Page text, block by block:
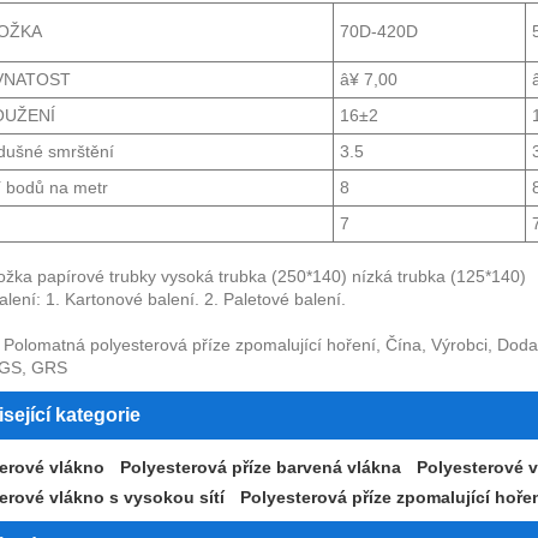
70D-420D
â¥ 7,00
16±2
smrštění
3.5
bodů na metr
8
7
papírové trubky vysoká trubka (250*140) nízká trubka (125*140)
1. Kartonové balení. 2. Paletové balení.
Polomatná polyesterová příze zpomalující hoření, Čína, Výrobci,
GRS
kategorie
vlákno Polyesterová příze barvená vlákna
Polyesterové
vlákno s vysokou sítí
Polyesterová příze zpomalující